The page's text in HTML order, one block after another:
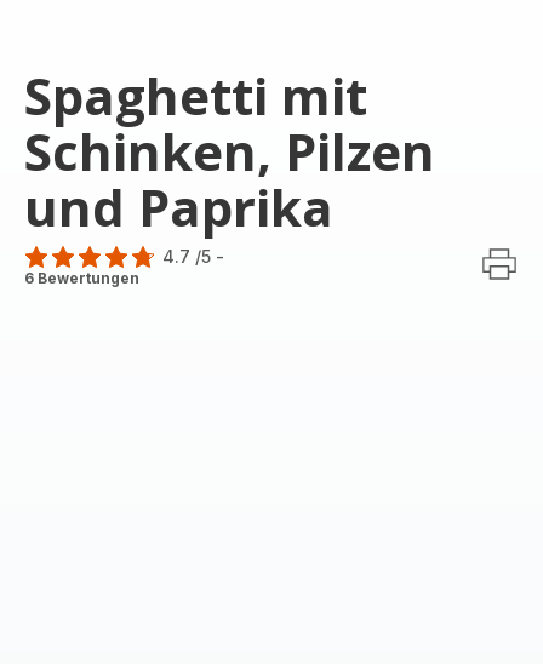
Spaghetti mit
Schinken, Pilzen
und Paprika
ratings.4.7
4.7 /5 -
6 Bewertungen